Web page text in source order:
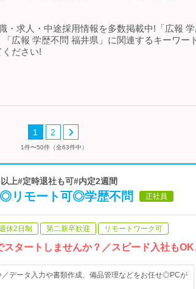
求人・中途採用情報を多数掲載中!「広報
広報 学歴不問 福井県」に関連するキーワー
ださい!
1 2
1件〜50件（全63件中）
上#定時退社も可#内定2週間
リモート可◎学歴不問 正社員
休2日制 第二新卒歓迎 リモートワーク可
タートしませんか？／スピード入社も
データ入力や書類作成、備品管理などをお任せ◎PCが